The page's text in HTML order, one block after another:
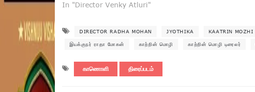
In "Director Venky Atluri"
DIRECTOR RADHA MOHAN JYOTHIKA KAATRIN MOZHI
இயக்குநர் ராதா மோகன் காற்றின் மொழி காற்றின் மொழி டிரைலர்
காணொளி திரைப்படம்